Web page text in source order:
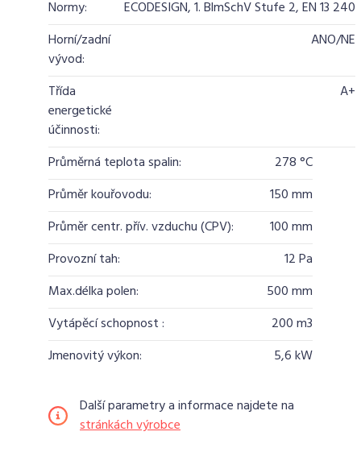
Normy:
ECODESIGN, 1. BlmSchV Stufe 2, EN 13 240
Horní/zadní
vývod:
ANO/NE
Třída
energetické
účinnosti:
A+
Průměrná teplota spalin:
278 °C
Průměr kouřovodu:
150 mm
Průměr centr. přív. vzduchu (CPV):
100 mm
Provozní tah:
12 Pa
Max.délka polen:
500 mm
Vytápěcí schopnost :
200 m3
Jmenovitý výkon:
5,6 kW
Další parametry a informace najdete na
stránkách výrobce